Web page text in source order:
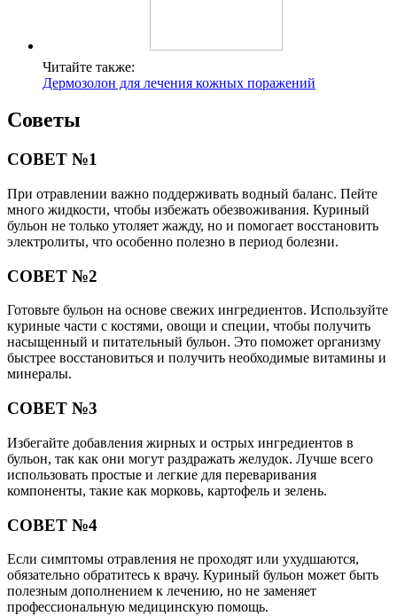
Читайте также:
Дермозолон для лечения кожных поражений
Советы
СОВЕТ №1
При отравлении важно поддерживать водный баланс. Пейте
много жидкости, чтобы избежать обезвоживания. Куриный
бульон не только утоляет жажду, но и помогает восстановить
электролиты, что особенно полезно в период болезни.
СОВЕТ №2
Готовьте бульон на основе свежих ингредиентов. Используйте
куриные части с костями, овощи и специи, чтобы получить
насыщенный и питательный бульон. Это поможет организму
быстрее восстановиться и получить необходимые витамины и
минералы.
СОВЕТ №3
Избегайте добавления жирных и острых ингредиентов в
бульон, так как они могут раздражать желудок. Лучше всего
использовать простые и легкие для переваривания
компоненты, такие как морковь, картофель и зелень.
СОВЕТ №4
Если симптомы отравления не проходят или ухудшаются,
обязательно обратитесь к врачу. Куриный бульон может быть
полезным дополнением к лечению, но не заменяет
профессиональную медицинскую помощь.